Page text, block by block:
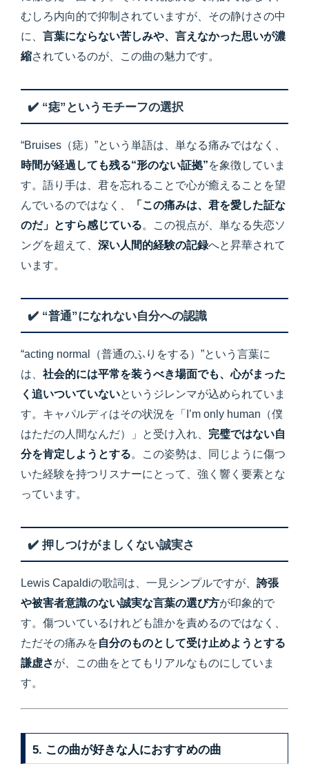
むしろ内向的で抑制されていますが、その静けさの中
に、 言葉にならない苦しみや、言えなかった思いが濃
縮されているのが、この曲の魅力です。
✔️ “痣”というモチーフの選択
“Bruises（痣）”という単語は、単なる痛みではなく、
時間が経過しても残る“形のない証拠”を象徴していま
す。語り手は、君を忘れることで心が癒えることを望
んでいるのではなく、
「この痛みは、君を愛した証な
のだ」とすら感じている。この視点が、単なる失恋ソ
ングを超えて、 深い人間的経験の記録へと昇華されて
います。
✔️ “普通”になれない自分への認識
“acting normal（普通のふりをする）”という言葉に
は、 社会的には平常を装うべき場面でも、心がまった
く追いついていないというジレンマが込められていま
す。キャパルディはその状況を「I’m only human（僕
はただの人間なんだ）」と受け入れ、 完璧ではない自
分を肯定しようとする。この姿勢は、同じように傷つ
いた経験を持つリスナーにとって、強く響く要素とな
っています。
✔️ 押しつけがましくない誠実さ
Lewis Capaldiの歌詞は、一見シンプルですが、 誇張
や被害者意識のない誠実な言葉の選び方が印象的で
す。傷ついているけれども誰かを責めるのではなく、
ただその痛みを自分のものとして受け止めようとする
謙虚さが、この曲をとてもリアルなものにしていま
す。
5. この曲が好きな人におすすめの曲